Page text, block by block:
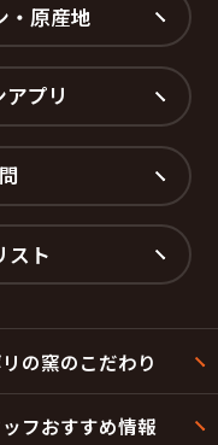
・原産地
プリ
スト
の窯のこだわり
フおすすめ情報